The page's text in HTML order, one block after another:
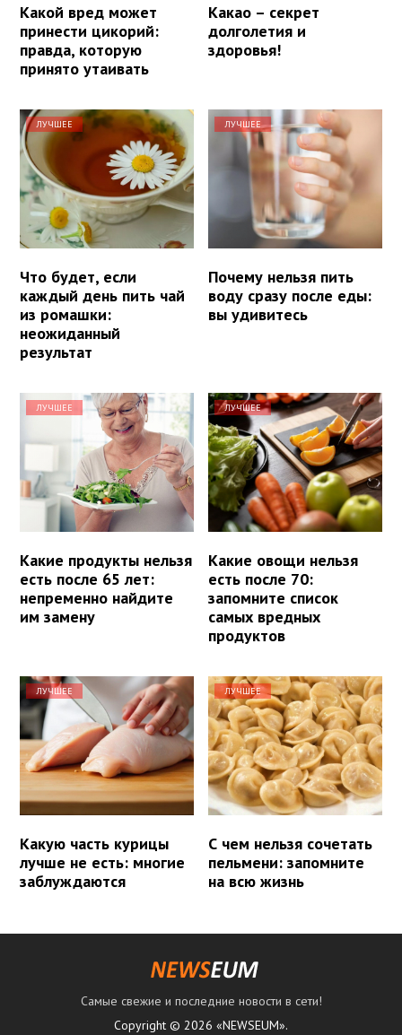
Какой вред может
принести цикорий:
правда, которую
принято утаивать
Какао – секрет
долголетия и
здоровья!
ЛУЧШЕЕ
Что будет, если
каждый день пить чай
из ромашки:
неожиданный
результат
ЛУЧШЕЕ
Почему нельзя пить
воду сразу после еды:
вы удивитесь
ЛУЧШЕЕ
Какие продукты нельзя
есть после 65 лет:
непременно найдите
им замену
ЛУЧШЕЕ
Какие овощи нельзя
есть после 70:
запомните список
самых вредных
продуктов
ЛУЧШЕЕ
Какую часть курицы
лучше не есть: многие
заблуждаются
ЛУЧШЕЕ
С чем нельзя сочетать
пельмени: запомните
на всю жизнь
Самые свежие и последние новости в сети!
Copyright © 2026 «NEWSEUM».